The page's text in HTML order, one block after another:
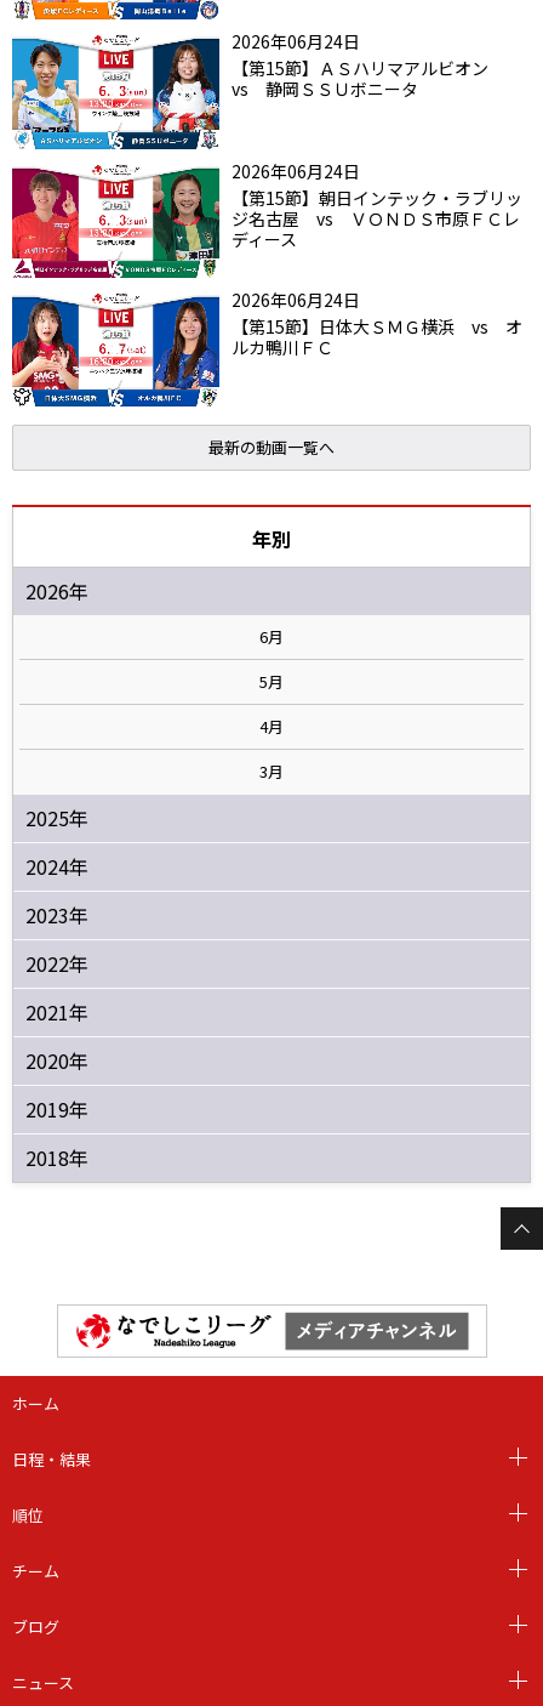
2026年06月24日
【第15節】ＡＳハリマアルビオン
vs 静岡ＳＳＵボニータ
2026年06月24日
【第15節】朝日インテック・ラブリッ
ジ名古屋 vs ＶＯＮＤＳ市原ＦＣレ
ディース
2026年06月24日
【第15節】日体大ＳＭＧ横浜 vs オ
ルカ鴨川ＦＣ
最新の動画一覧へ
年別
2026年
6月
5月
4月
3月
2025年
2024年
2023年
2022年
2021年
2020年
2019年
2018年
ホーム
日程・結果
順位
チーム
ブログ
ニュース